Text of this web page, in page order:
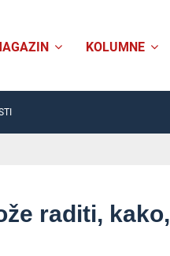
KOLUMNE
raditi, kako,